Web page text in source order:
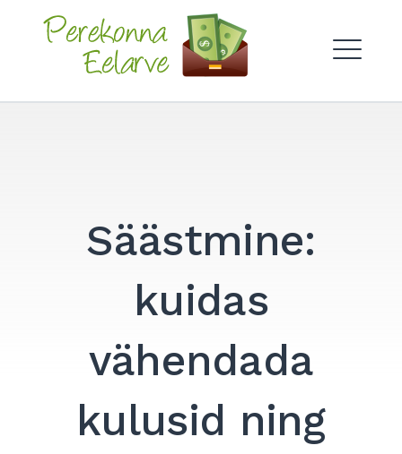
Perekonna Eelarve
Search
Säästmine:
kuidas
vähendada
kulusid ning